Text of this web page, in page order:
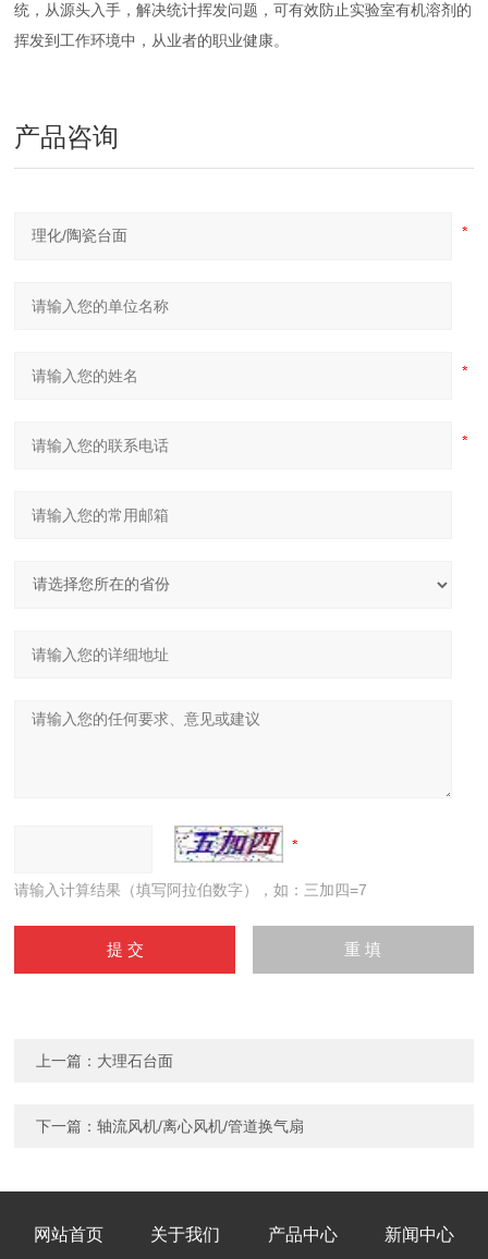
统，从源头入手，解决统计挥发问题，可有效防止实验室有机溶剂的
挥发到工作环境中，从业者的职业健康。
产品咨询
请输入计算结果（填写阿拉伯数字），如：三加四=7
上一篇： 大理石台面
下一篇：轴流风机/离心风机/管道换气扇
网站首页 关于我们 产品中心 新闻中心